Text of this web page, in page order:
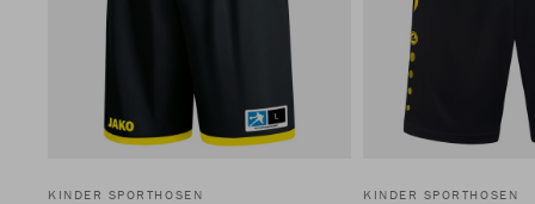
KINDER SPORTHOSEN KINDER SPORTHOSEN